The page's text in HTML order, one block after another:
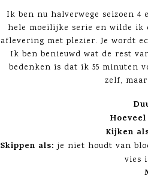
Ik ben nu halverwege seizoen
hele moeilijke serie en wilde ik
aflevering met plezier. Je wordt
Ik ben benieuwd wat de rest
bedenken is dat ik 55 minuten
zelf,
Kijken
Skippen als:je niet houdt van
vies